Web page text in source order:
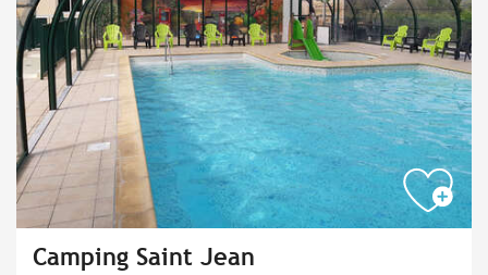
Camping Saint Jean